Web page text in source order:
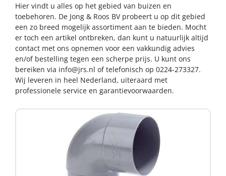
Hier vindt u alles op het gebied van buizen en
toebehoren. De Jong & Roos BV probeert u op dit gebied
een zo breed mogelijk assortiment aan te bieden. Mocht
er toch een artikel ontbreken, dan kunt u natuurlijk altijd
contact met ons opnemen voor een vakkundig advies
en/of bestelling tegen een scherpe prijs. U kunt ons
bereiken via info@jrs.nl of telefonisch op 0224-273327.
Wij leveren in heel Nederland, uiteraard met
professionele service en garantievoorwaarden.